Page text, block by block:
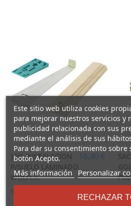
JGO.INSTALACION
P/SUELO LAMINADO
WOLFCR.
Este sitio web utiliza cookies
para mejorar nuestros servicios y
publicidad relacionada con sus
mediante el análisis de sus
Para dar su consentimiento sobre
botón Acepto.
Más información sobre
términos
Personalizar
RECHAZAR